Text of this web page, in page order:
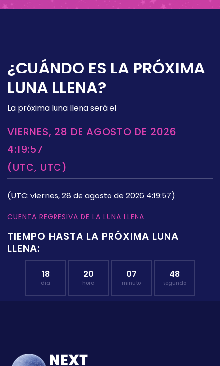
¿CUÁNDO ES LA PRÓXIMA
LUNA LLENA?
La próxima luna llena será el
VIERNES, 28 DE AGOSTO DE 2026
4:19:57
(UTC, UTC)
(UTC: viernes, 28 de agosto de 2026 4:19:57)
CUENTA REGRESIVA DE LA LUNA LLENA
TIEMPO HASTA LA PRÓXIMA LUNA
LLENA:
18
día
20
hora
07
minuto
47
segundo